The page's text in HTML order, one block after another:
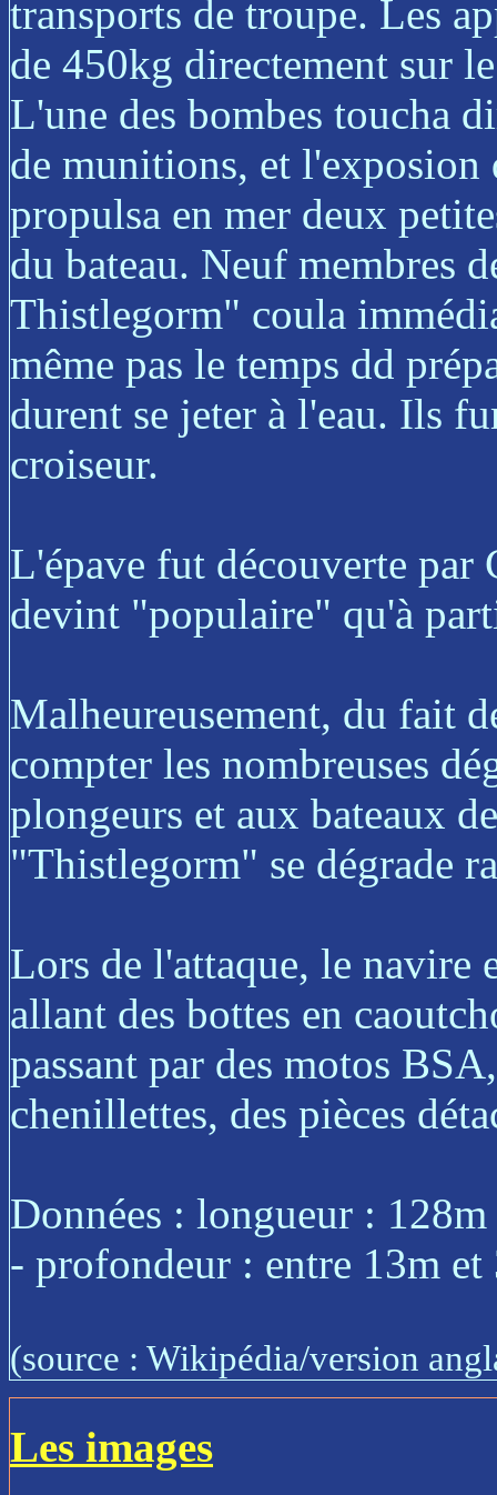
transports de troupe. Les
de 450kg directement sur
L'une des bombes toucha
de munitions, et
propulsa en mer deux
du bateau. Neuf membres
Thistlegorm" coula
même pas le temps dd
durent se jeter à l'eau. Ils
croiseur.
L'épave fut découverte par
devint "populaire" qu'à
Malheureusement, du fait
compter les nombreuses
plongeurs et aux bateaux
"Thistlegorm" se dégrade
Lors de l'attaque, le
allant des bottes en
passant par des motos
chenillettes, des pièces
Données : longueur :
- profondeur : entre 13m et
(source : Wikipédia/version
Les images